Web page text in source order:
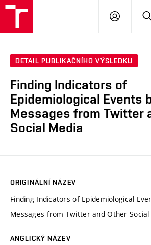
DETAIL PUBLIKAČNÍHO VÝSLEDKU
Finding Indicators of
Epidemiological Events
Messages from Twitter
Social Media
ORIGINÁLNÍ NÁZEV
Finding Indicators of Epidemiological
Messages from Twitter and Other Social
ANGLICKÝ NÁZEV